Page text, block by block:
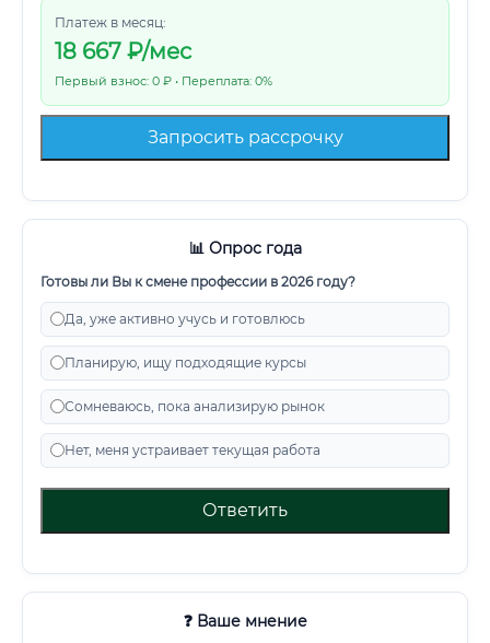
Платеж в месяц:
18 667 ₽/мес
Первый взнос: 0 ₽ • Переплата: 0%
Запросить рассрочку
📊 Опрос года
Готовы ли Вы к смене профессии в 2026 году?
Да, уже активно учусь и готовлюсь
Планирую, ищу подходящие курсы
Сомневаюсь, пока анализирую рынок
Нет, меня устраивает текущая работа
Ответить
❓ Ваше мнение